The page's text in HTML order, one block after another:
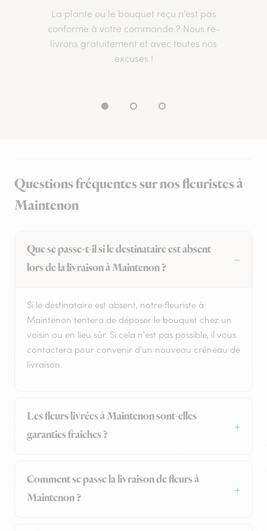
La plante ou le bouquet reçu n’est pas
conforme à votre commande ? Nous re-
livrons gratuitement et avec toutes nos
excuses !
Questions fréquentes sur nos fleuristes à
Maintenon
Que se passe-t-il si le destinataire est absent
lors de la livraison à Maintenon ?
Si le destinataire est absent, notre fleuriste à
Maintenon tentera de déposer le bouquet chez un
voisin ou en lieu sûr. Si cela n'est pas possible, il vous
contactera pour convenir d'un nouveau créneau de
livraison.
Les fleurs livrées à Maintenon sont-elles
garanties fraîches ?
Comment se passe la livraison de fleurs à
Maintenon ?